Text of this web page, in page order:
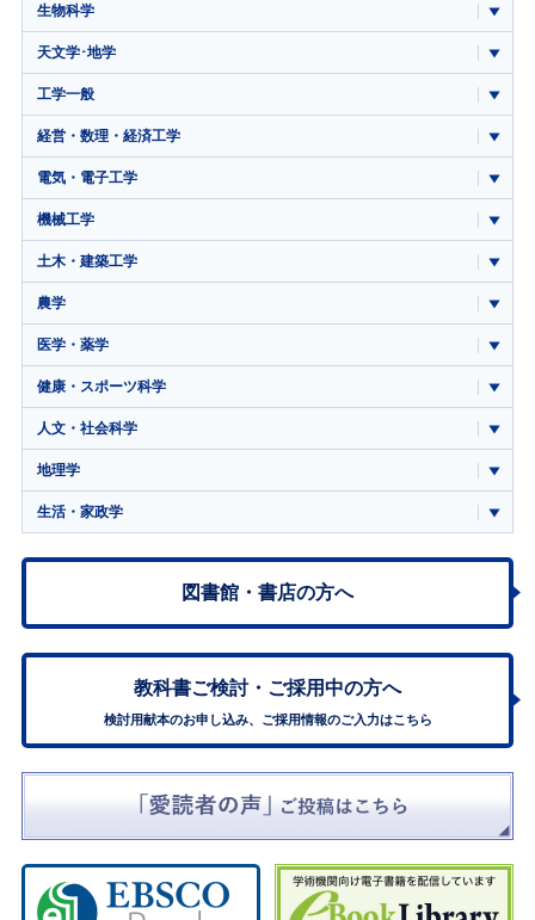
生物科学
天文学･地学
工学一般
経営・数理・経済工学
電気・電子工学
機械工学
土木・建築工学
農学
医学・薬学
健康・スポーツ科学
人文・社会科学
地理学
生活・家政学
図書館・書店の方へ
教科書ご検討・ ご採用中の方へ
検討用献本のお申し込み、ご採用情報のご入力はこちら